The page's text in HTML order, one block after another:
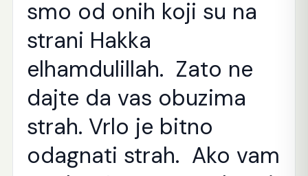
smo od onih koji su na
strani Hakka
elhamdulillah. Zato ne
dajte da vas obuzima
strah. Vrlo je bitno
odagnati strah. Ako vam